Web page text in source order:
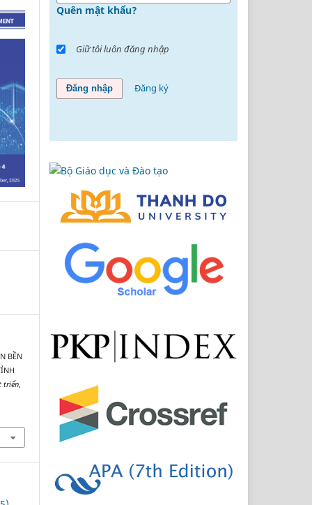
BỀN
triển,
Quên mật khẩu?
Giữ tôi luôn đăng nhập
Đăng nhập Đăng ký